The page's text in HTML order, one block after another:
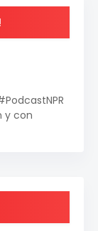
y con